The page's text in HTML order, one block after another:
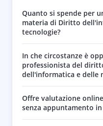
Quanto si spende per
materia di Diritto
tecnologie?
In che circostanze è
professionista del
dell'informatica e delle
Offre valutazione
senza appuntamento